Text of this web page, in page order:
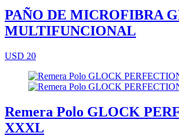
PAÑO DE MICROFIBRA
MULTIFUNCIONAL
USD 20
Remera Polo GLOCK
XXXL